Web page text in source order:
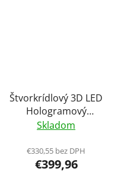
Štvorkrídlový 3D LED
Hologramový
Holografický Projektor
Reklamný Pútač Fan
Skladom
€330,55 bez DPH
€399,96